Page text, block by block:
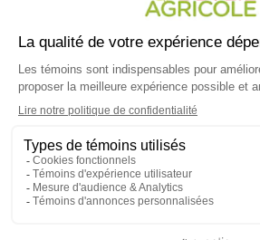
enjeux reliés à l'agriculture.
COORDONNÉES
mlemay@groupejcl.ca
450 472-3440, poste 250
UNE INITIATIVE DU